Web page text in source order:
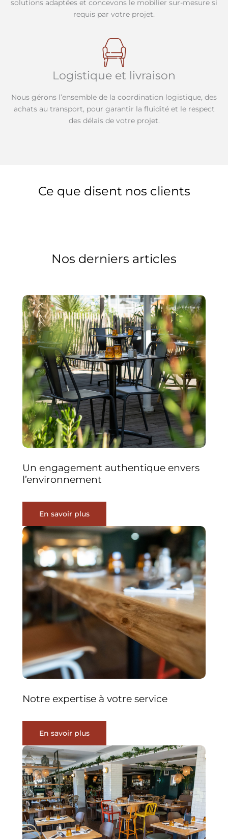
solutions adaptées et concevons le mobilier sur-mesure si
requis par votre projet.
Logistique et livraison
Nous gérons l’ensemble de la coordination logistique, des
achats au transport, pour garantir la fluidité et le respect
des délais de votre projet.
Ce que disent nos clients
Nos derniers articles
Un engagement authentique envers
l’environnement
En savoir plus
Notre expertise à votre service
En savoir plus